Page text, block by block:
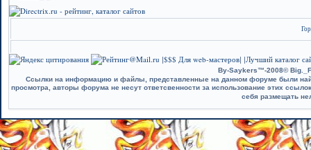
$$$ Для web-мастеров Лучший каталог
By-Saykers™-2008©
Ссылки на информацию и файлы, представленные на данном форуме были
просмотра, авторы форума не несут ответсвенности за использование этих
себя размещать